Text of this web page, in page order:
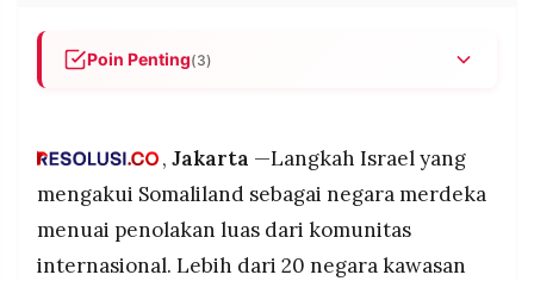
Poin Penting(3)
Somaliland karena dinilai mengancam stabilitas
kaitan langkah Israel dengan upaya pemindahan
paksa rakyat Palestina.
, Jakarta —Langkah Israel yang
mengakui Somaliland sebagai negara merdeka
menuai penolakan luas dari komunitas
internasional. Lebih dari 20 negara kawasan